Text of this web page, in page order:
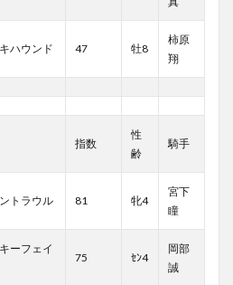
ハウンド 47 牡8
柿原
翔
指数
性
齢
騎手
トラウル 81 牝4
宮下
瞳
ーフェイ
75 ｾﾝ4
岡部
誠